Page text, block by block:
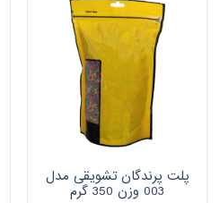
پلت پرندگان تشویقی مدل
003 وزن 350 گرم